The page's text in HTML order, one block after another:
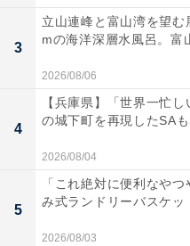
3
立山連峰と富山湾を望
mの海洋深層水風呂。富
2026/08/06
4
【兵庫県】「世界一忙
の城下町を再現したSA
2026/08/04
5
「これ絶対に便利なや
み式ランドリーバスケ
2026/08/03